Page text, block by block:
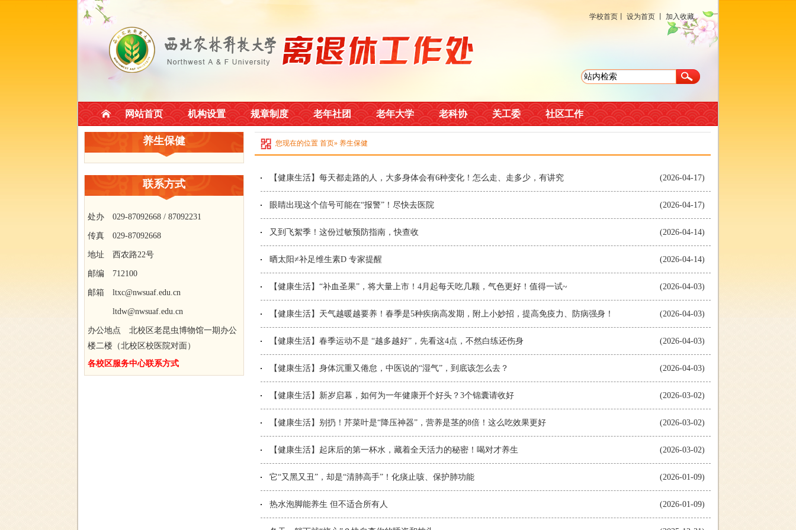
学校首页 设为首页 加入收藏
网站首页 机构设置 规章制度 老年社团 老年大学 老科协 关工委 社区工作
养生保健
联系方式
处办 029-87092668 / 87092231
传真 029-87092668
地址 西农路22号
邮编 712100
邮箱 ltxc@nwsuaf.edu.cn
ltdw@nwsuaf.edu.cn
办公地点 北校区老昆虫博物馆一期办公
楼二楼（北校区校医院对面）
各校区服务中心联系方式
您现在的位置 首页» 养生保健
(2026-04-17)
【健康生活】每天都走路的人，大多身体会有6种变化！怎么走、走多少，有讲究
(2026-04-17)
眼睛出现这个信号可能在“报警”！尽快去医院
(2026-04-14)
又到飞絮季！这份过敏预防指南，快查收
(2026-04-14)
晒太阳≠补足维生素D 专家提醒
(2026-04-03)
【健康生活】“补血圣果”，将大量上市！4月起每天吃几颗，气色更好！值得一试~
(2026-04-03)
【健康生活】天气越暖越要养！春季是5种疾病高发期，附上小妙招，提高免疫力、防病强身！
(2026-04-03)
【健康生活】春季运动不是 “越多越好”，先看这4点，不然白练还伤身
(2026-04-03)
【健康生活】身体沉重又倦怠，中医说的“湿气”，到底该怎么去？
(2026-03-02)
【健康生活】新岁启幕，如何为一年健康开个好头？3个锦囊请收好
(2026-03-02)
【健康生活】别扔！芹菜叶是“降压神器”，营养是茎的8倍！这么吃效果更好
(2026-03-02)
【健康生活】起床后的第一杯水，藏着全天活力的秘密！喝对才养生
(2026-01-09)
它“又黑又丑”，却是“清肺高手”！化痰止咳、保护肺功能
(2026-01-09)
热水泡脚能养生 但不适合所有人